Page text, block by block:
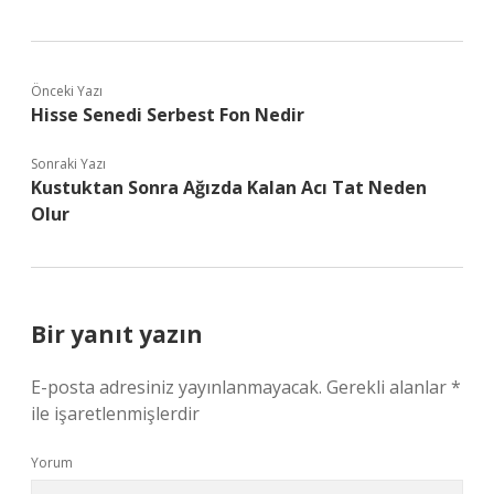
Önceki Yazı
Hisse Senedi Serbest Fon Nedir
Sonraki Yazı
Kustuktan Sonra Ağızda Kalan Acı Tat Neden
Olur
Bir yanıt yazın
E-posta adresiniz yayınlanmayacak. Gerekli alanlar*
ile işaretlenmişlerdir
Yorum